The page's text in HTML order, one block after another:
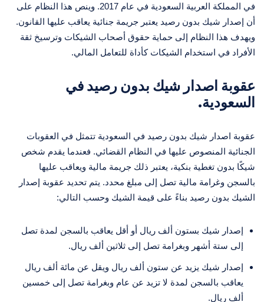
في المملكة العربية السعودية في عام 2017. وينص هذا النظام على
أن إصدار شيك بدون رصيد يعتبر جريمة جنائية يعاقب عليها القانون.
ويهدف هذا النظام إلى حماية حقوق أصحاب الشيكات وترسيخ ثقة
الأفراد في استخدام الشيكات كأداة للتعامل المالي.
عقوبة اصدار شيك بدون رصيد في
السعودية.
عقوبة اصدار شيك بدون رصيد في السعودية تتمثل في العقوبات
الجنائية المنصوص عليها في النظام القضائي. فعندما يقدم شخص
شيكًا بدون تغطية بنكية، يعتبر ذلك جريمة مالية ويعاقب عليها
بالسجن وغرامة مالية تصل إلى مبلغ محدد. يتم تحديد عقوبة إصدار
الشيك بدون رصيد بناءً على قيمة الشيك وحسب التالي:
إصدار شيك بستون ألف ريال أو أقل يعاقب بالسجن لمدة تصل
إلى ستة أشهر وبغرامة تصل إلى ثلاثين ألف ريال.
إصدار شيك يزيد عن ستون ألف ريال ويقل عن مائة ألف ريال
يعاقب بالسجن لمدة لا تزيد عن عام وبغرامة تصل إلى خمسين
ألف ريال.